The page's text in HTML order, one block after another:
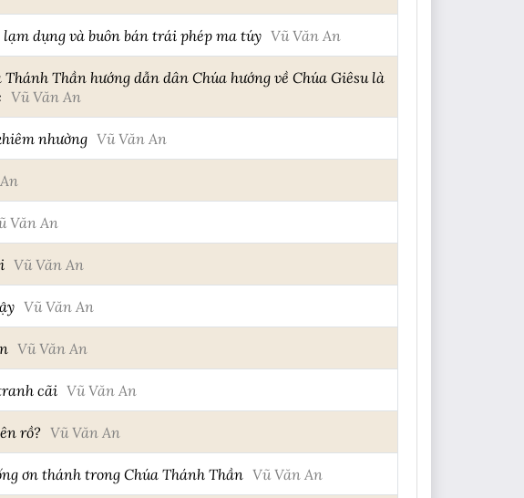
dụng và buôn bán trái phép ma túy Vũ Văn An
Thần hướng dẫn dân Chúa hướng về Chúa Giêsu là
Vũ Văn An
nhường Vũ Văn An
Văn An
Vũ Văn An
Vũ Văn An
Vũ Văn An
cãi Vũ Văn An
rồ? Vũ Văn An
ơn thánh trong Chúa Thánh Thần Vũ Văn An